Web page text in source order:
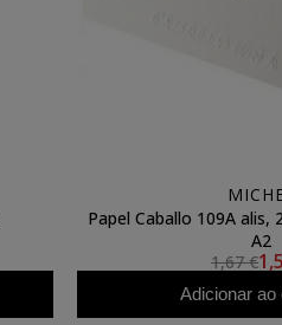
Papel Caballo 109A alis,
A2
1,67 €
Adicionar ao